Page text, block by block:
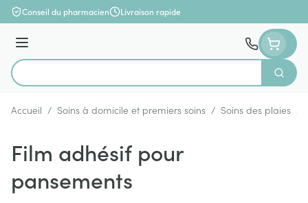
Aller au contenu
Conseil du pharmacien Livraison rapide
Menu
Rechercher
Accueil / Soins à domicile et premiers soins / Soins des plaies /
Film adhésif pour
pansements